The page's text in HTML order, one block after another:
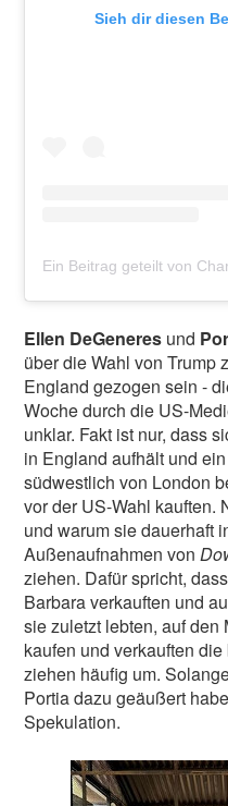
Sieh dir diesen
Ellen DeGeneres und
über die Wahl von Trump
England gezogen sein -
Woche durch die US-
unklar. Fakt ist nur, dass
in England aufhält und
südwestlich von London
vor der US-Wahl kauften.
und warum sie dauerhaft
Außenaufnahmen von
ziehen. Dafür spricht,
Barbara verkauften und
sie zuletzt lebten, auf den
kaufen und verkauften
ziehen häufig um.
Portia dazu geäußert
Spekulation.